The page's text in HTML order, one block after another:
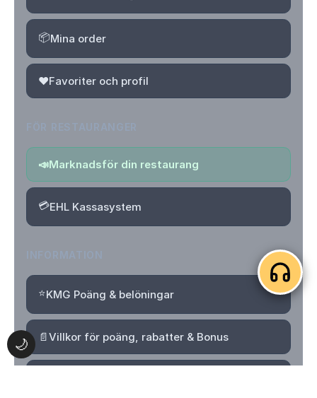
🌙
📦Mina order
❤️Favoriter och profil
📣Marknadsför din restaurang
💳EHL Kassasystem
⭐KMG Poäng & belöningar
📄Villkor för poäng, rabatter & Bonus